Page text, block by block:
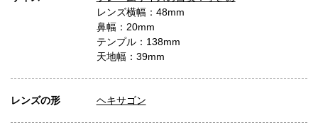
レンズ横幅：48mm
鼻幅：20mm
テンプル：138mm
天地幅：39mm
レンズの形 ヘキサゴン